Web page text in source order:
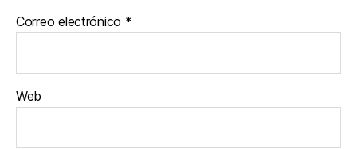
Correo electrónico *
Web